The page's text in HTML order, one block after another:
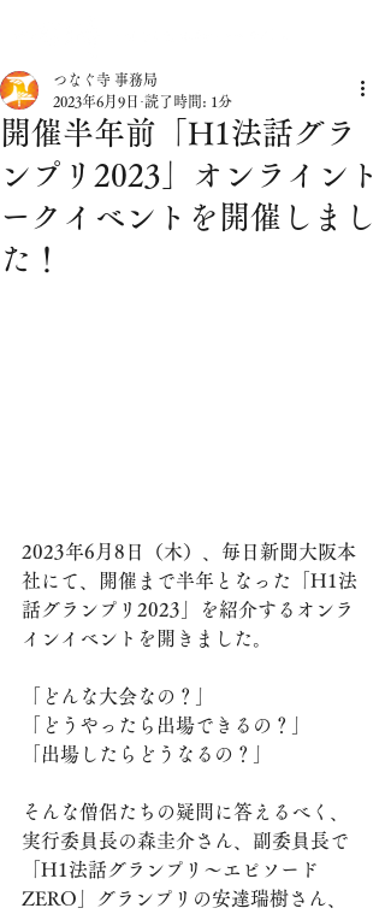
開催半年前「H1法話グラ
ンプリ2023」オンライント
ークイベントを開催しまし
た！
つなぐ寺 事務局
2023年6月9日 読了時間: 1分
2023年6月8日（木）、毎日新聞大阪本
社にて、開催まで半年となった「H1法
話グランプリ2023」を紹介するオンラ
インイベントを開きました。
「どんな大会なの？」
「どうやったら出場できるの？」
「出場したらどうなるの？」
そんな僧侶たちの疑問に答えるべく、
実行委員長の森圭介さん、副委員長で
「H1法話グランプリ～エピソード
ZERO」グランプリの安達瑞樹さん、